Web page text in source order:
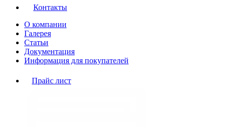
Контакты
О компании
Галерея
Статьи
Документация
Информация для покупателей
Прайс лист